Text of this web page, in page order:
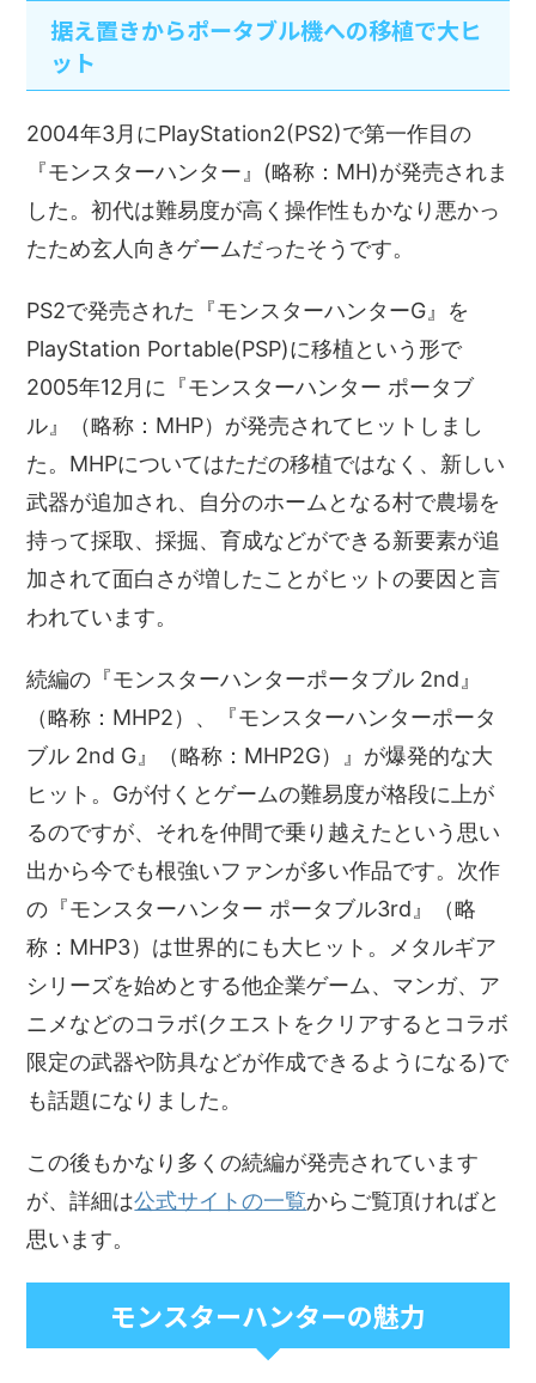
据え置きからポータブル機への移植で大ヒ
ット
2004年3月にPlayStation2(PS2)で第一作目の
『モンスターハンター』(略称：MH)が発売されま
した。初代は難易度が高く操作性もかなり悪かっ
たため玄人向きゲームだったそうです。
PS2で発売された『モンスターハンターG』を
PlayStation Portable(PSP)に移植という形で
2005年12月に『モンスターハンター ポータブ
ル』（略称：MHP）が発売されてヒットしまし
た。MHPについてはただの移植ではなく、新しい
武器が追加され、自分のホームとなる村で農場を
持って採取、採掘、育成などができる新要素が追
加されて面白さが増したことがヒットの要因と言
われています。
続編の『モンスターハンターポータブル 2nd』
（略称：MHP2）、『モンスターハンターポータ
ブル 2nd G』（略称：MHP2G）』が爆発的な大
ヒット。Gが付くとゲームの難易度が格段に上が
るのですが、それを仲間で乗り越えたという思い
出から今でも根強いファンが多い作品です。次作
の『モンスターハンター ポータブル3rd』（略
称：MHP3）は世界的にも大ヒット。メタルギア
シリーズを始めとする他企業ゲーム、マンガ、ア
ニメなどのコラボ(クエストをクリアするとコラボ
限定の武器や防具などが作成できるようになる)で
も話題になりました。
この後もかなり多くの続編が発売されています
が、詳細は公式サイトの一覧からご覧頂ければと
思います。
モンスターハンターの魅力